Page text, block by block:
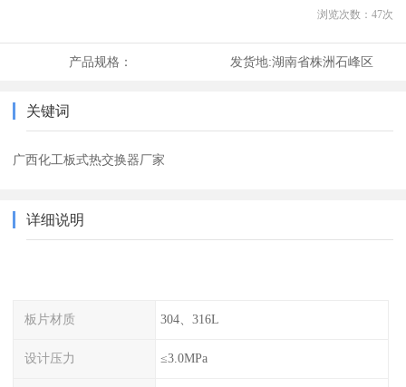
浏览次数： 47次
产品规格： 发货地:湖南省株洲石峰区
关键词
广西化工板式热交换器厂家
详细说明
板片材质 304、316L
设计压力 ≤3.0MPa